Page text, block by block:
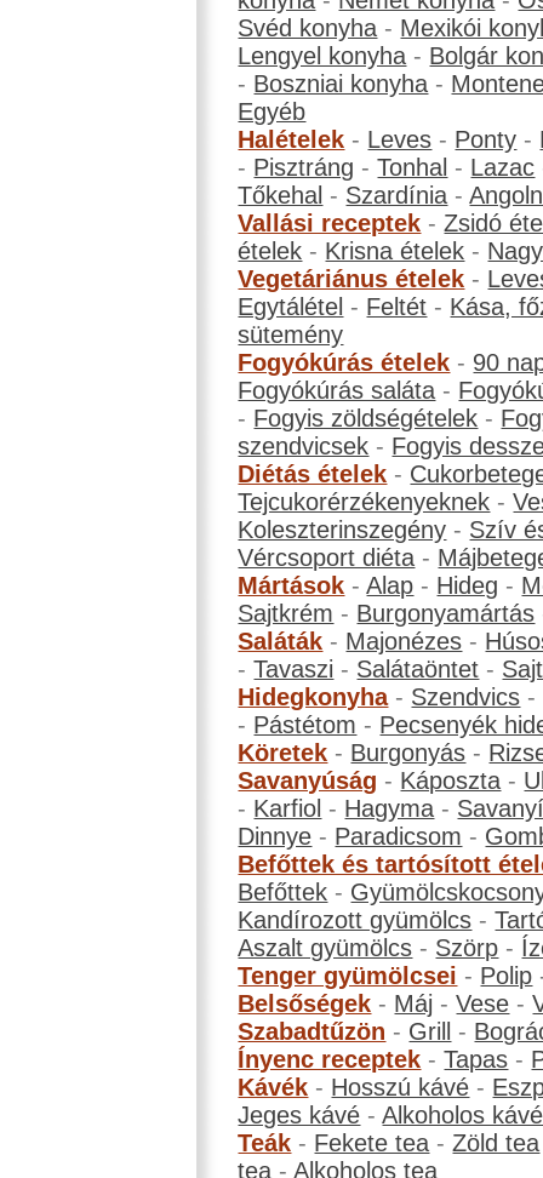
Svéd konyha - Mexikói
Lengyel konyha - Bolgár
- Boszniai konyha -
Egyéb
Halételek - Leves - Ponty -
- Pisztráng -Tonhal - Lazac
Tőkehal - Szardínia -
Vallási receptek -Zsidó
ételek - Krisna ételek -
Vegetáriánus ételek -
Egytálétel - Feltét - Kása,
sütemény
Fogyókúrás ételek - 90
Fogyókúrás saláta -
- Fogyis zöldségételek -
szendvicsek - Fogyis
Diétás ételek -
Tejcukorérzékenyeknek -
Koleszterinszegény - Szív
Vércsoport diéta -
Mártások -Alap - Hideg -
Sajtkrém - Burgonyamártás
Saláták - Majonézes -
-Tavaszi - Salátaöntet -
Hidegkonyha- Szendvics -
- Pástétom - Pecsenyék
Köretek - Burgonyás -
Savanyúság - Káposzta -
- Karfiol - Hagyma -
Dinnye - Paradicsom -
Befőttek és tartósított
Befőttek -
Kandírozott gyümölcs -
Aszalt gyümölcs - Szörp -
Tenger gyümölcsei - Polip
Belsőségek - Máj -Vese -
Szabadtűzön - Grill -
Ínyenc receptek -Tapas -
Kávék - Hosszú kávé -
Jeges kávé -Alkoholos kávé
Teák - Fekete tea -Zöld tea
tea -Alkoholos tea